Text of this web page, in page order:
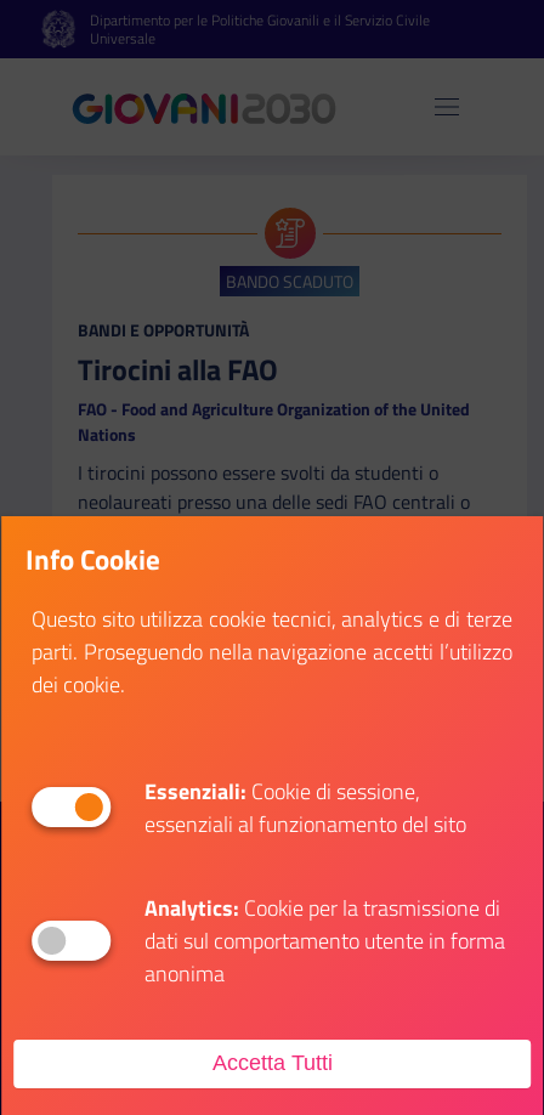
Vai al contenuto principale
Vai al footerDipartimento per le Politiche Giovanili e il Servizio Civile
Universale
Apri
BANDO SCADUTO
CATEGORIA:
BANDI E OPPORTUNITÀ
Tirocini alla FAO
FAO - Food and Agriculture Organization of the United
Nations
I tirocini possono essere svolti da studenti o
neolaureati presso una delle sedi FAO centrali o
Occorre, tra l'altro, non avere più di 30 anni di età.
Data inizio:
05 maggio 2022
Data fine:
25 agosto 2022
Vai al bando
Presidenza del Consiglio dei Ministri
Contatti
Sede Ufficio
Info Cookie
Questo sito utilizza cookie tecnici, analytics e di terze
parti. Proseguendo nella navigazione accetti l’utilizzo
dei cookie.
Essenziali: Cookie di sessione,
essenziali al funzionamento del sito
Analytics: Cookie per la trasmissione di
dati sul comportamento utente in forma
anonima
Accetta Tutti